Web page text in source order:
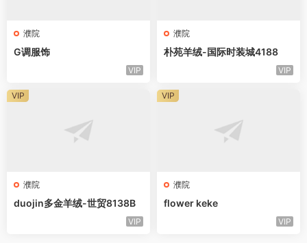
濮院
G调服饰
VIP
濮院
朴苑羊绒-国际时装城4188
VIP
濮院
duojin多金羊绒-世贸8138B
VIP
VIP
濮院
flower keke
VIP
VIP